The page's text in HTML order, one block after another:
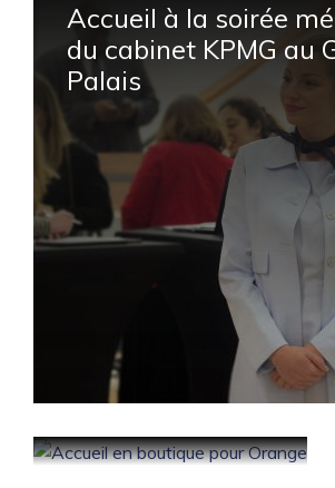
Accueil à la soirée
du cabinet KPMG au
Palais